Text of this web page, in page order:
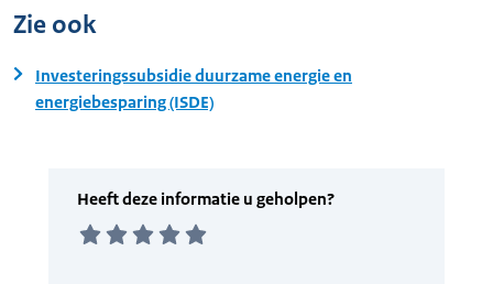
Zie ook
Investeringssubsidie duurzame energie en
energiebesparing (ISDE)